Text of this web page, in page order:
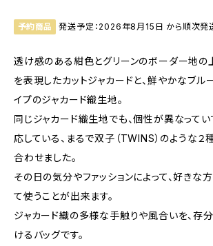
予約商品 発送予定：2026年8月15日 から順次発
透け感のある紺色とグリーンのボーダー地の
を表現したカットジャカードと、鮮やかなブル
イプのジャカード織生地。
同じジャカード織生地でも、個性が異なってい
応している、まるで双子（TWINS）のような
合わせました。
その日の気分やファッションによって、好きな
て使うことが出来ます。
ジャカード織の多様な手触りや風合いを、存
けるバッグです。